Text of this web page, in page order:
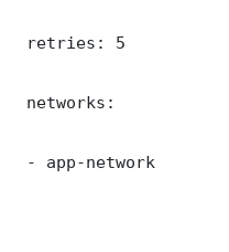
retries: 5
networks:
- app-network